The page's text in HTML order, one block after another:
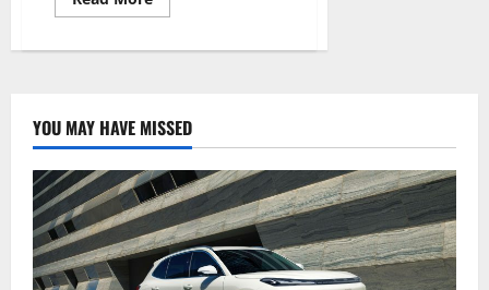
more
condusă
că
sublimarea
Li2O
amestecată
cu
precursori
bogați
în
nichel
ar
putea
YOU MAY HAVE MISSED